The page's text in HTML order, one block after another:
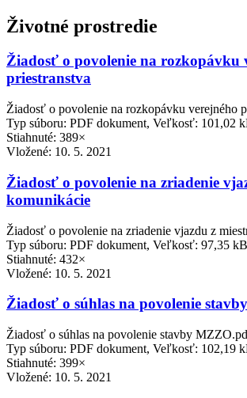
Životné prostredie
Žiadosť o povolenie na rozkopávku
priestranstva
Žiadosť o povolenie na rozkopávku verejného
Typ súboru: PDF dokument, Veľkosť: 101,02
Stiahnuté: 389×
Vložené: 10. 5. 2021
Žiadosť o povolenie na zriadenie
komunikácie
Žiadosť o povolenie na zriadenie vjazdu z
Typ súboru: PDF dokument, Veľkosť: 97,35 kB
Stiahnuté: 432×
Vložené: 10. 5. 2021
Žiadosť o súhlas na povolenie
Žiadosť o súhlas na povolenie stavby
Typ súboru: PDF dokument, Veľkosť: 102,19
Stiahnuté: 399×
Vložené: 10. 5. 2021